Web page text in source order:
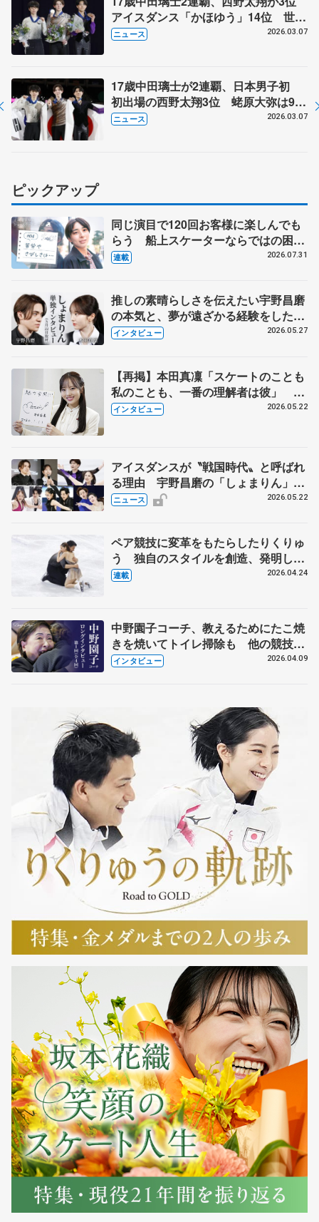
アイスダンス「かほゆう」14位 世界
ジュニア選手権
ニュース 2026.03.07
17歳中田璃士が2連覇、日本男子初
初出場の西野太翔3位 蛯原大弥は9
位 フィギュア世界ジュニア
ニュース 2026.03.07
ピックアップ
同じ演目で120回お客様に楽しんでも
らう 船上スケーターならではの困難
とは 影響あったPIW前キャプテン松
連載 2026.07.31
推しの素晴らしさを伝えたい宇野昌磨
の本気と、夢が遠ざかる経験をした本
田真凜の覚悟
インタビュー 2026.05.27
【再掲】本田真凜「スケートのことも
私のことも、一番の理解者は彼」 引
退時の単独インタビューで語った競技
インタビュー 2026.05.22
アイスダンスが〝戦国時代〟と呼ばれ
る理由 宇野昌磨の「しょまりん」ら
実力者が相次いで参戦 国内の競争激
ニュース 2026.05.22
ペア競技に変革をもたらしたりくりゅ
う 独自のスタイルを創造、発明した
【引退発表後②】
連載 2026.04.24
中野園子コーチ、教えるためにたこ焼
きを焼いてトイレ掃除も 他の競技に
も通用するという坂本花織の筋肉
インタビュー 2026.04.09